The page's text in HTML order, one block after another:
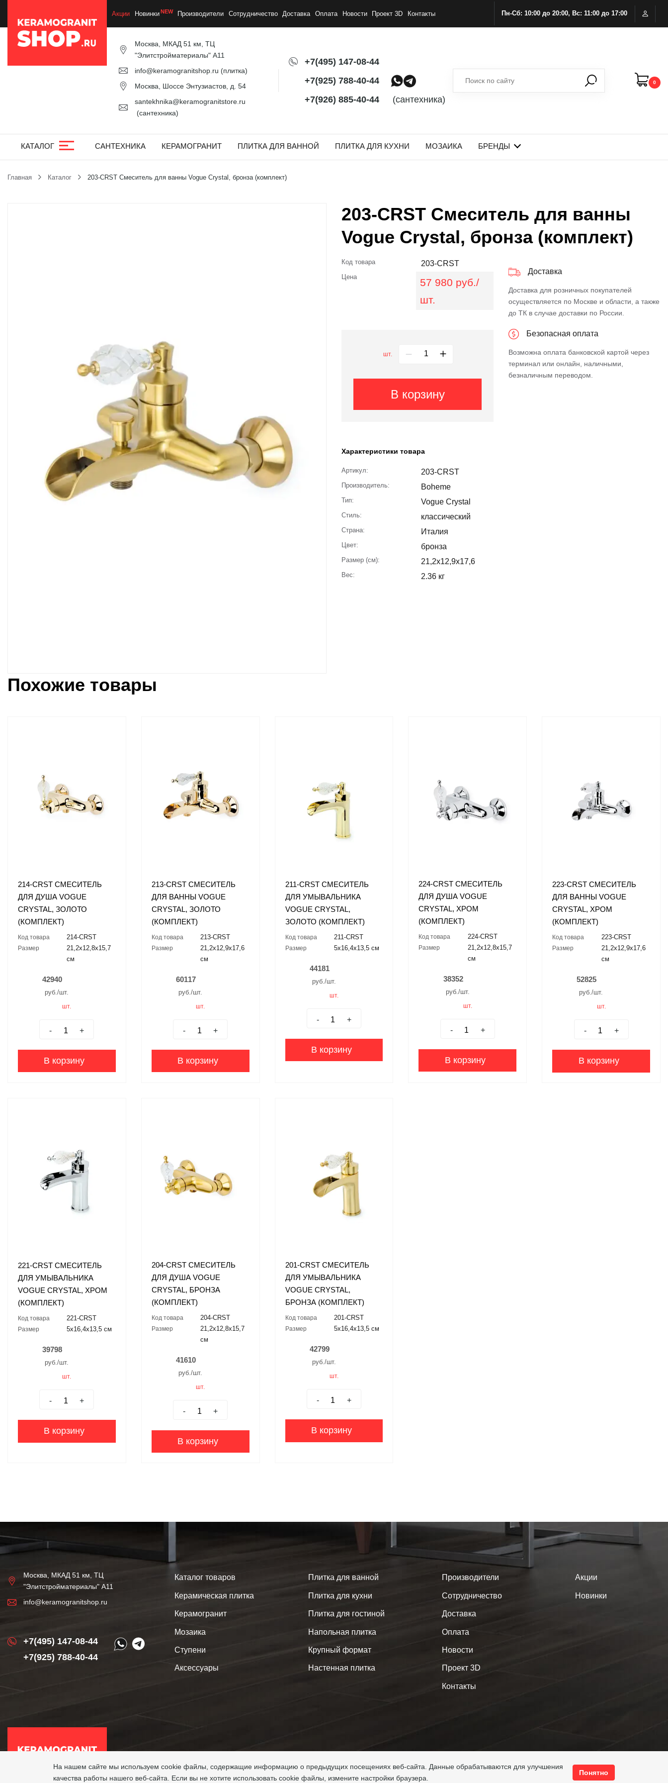
Акции Новинки Производители Сотрудничество Доставка Оплата Новости Проект 3D Контакты Пн-Сб: 10:00 до 20:00, Вс: 11:00 до 17:00
Москва, МКАД 51 км, ТЦ
"Элитстройматериалы" А11
info@keramogranitshop.ru (плитка)
Москва, Шоссе Энтузиастов, д. 54
santekhnika@keramogranitstore.ru
(сантехника)
+7(495) 147-08-44
+7(925) 788-40-44
+7(926) 885-40-44
(сантехника)
0
КАТАЛОГ САНТЕХНИКА КЕРАМОГРАНИТ ПЛИТКА ДЛЯ ВАННОЙ ПЛИТКА ДЛЯ КУХНИ МОЗАИКА БРЕНДЫ
Главная Каталог 203-CRST Смеситель для ванны Vogue Crystal, бронза (комплект)
203-CRST Смеситель для ванны
Vogue Crystal, бронза (комплект)
Код товара 203-CRST
Цена
57 980 руб./
шт.
шт.
В корзину
Доставка
Доставка для розничных покупателей
осуществляется по Москве и области, а также
до ТК в случае доставки по России.
Безопасная оплата
Возможна оплата банковской картой через
терминал или онлайн, наличными,
безналичным переводом.
Характеристики товара
Артикул: 203-CRST
Производитель: Boheme
Тип: Vogue Crystal
Стиль: классический
Страна: Италия
Цвет: бронза
Размер (см): 21,2x12,9x17,6
Вес: 2.36 кг
Похожие товары
214-CRST СМЕСИТЕЛЬ
ДЛЯ ДУША VOGUE
CRYSTAL, ЗОЛОТО
(КОМПЛЕКТ)
Код товара 214-CRST
Размер
21,2x12,8x15,7
см
42940
руб./шт.
шт.
- +
В корзину
213-CRST СМЕСИТЕЛЬ
ДЛЯ ВАННЫ VOGUE
CRYSTAL, ЗОЛОТО
(КОМПЛЕКТ)
Код товара 213-CRST
Размер
21,2x12,9x17,6
см
60117
руб./шт.
шт.
- +
В корзину
211-CRST СМЕСИТЕЛЬ
ДЛЯ УМЫВАЛЬНИКА
VOGUE CRYSTAL,
ЗОЛОТО (КОМПЛЕКТ)
Код товара 211-CRST
Размер 5x16,4x13,5 см
44181
руб./шт.
шт.
- +
В корзину
224-CRST СМЕСИТЕЛЬ
ДЛЯ ДУША VOGUE
CRYSTAL, ХРОМ
(КОМПЛЕКТ)
Код товара 224-CRST
Размер
21,2x12,8x15,7
см
38352
руб./шт.
шт.
- +
В корзину
223-CRST СМЕСИТЕЛЬ
ДЛЯ ВАННЫ VOGUE
CRYSTAL, ХРОМ
(КОМПЛЕКТ)
Код товара 223-CRST
Размер
21,2x12,9x17,6
см
52825
руб./шт.
шт.
- +
В корзину
221-CRST СМЕСИТЕЛЬ
ДЛЯ УМЫВАЛЬНИКА
VOGUE CRYSTAL, ХРОМ
(КОМПЛЕКТ)
Код товара 221-CRST
Размер 5x16,4x13,5 см
39798
руб./шт.
шт.
- +
В корзину
204-CRST СМЕСИТЕЛЬ
ДЛЯ ДУША VOGUE
CRYSTAL, БРОНЗА
(КОМПЛЕКТ)
Код товара 204-CRST
Размер
21,2x12,8x15,7
см
41610
руб./шт.
шт.
- +
В корзину
201-CRST СМЕСИТЕЛЬ
ДЛЯ УМЫВАЛЬНИКА
VOGUE CRYSTAL,
БРОНЗА (КОМПЛЕКТ)
Код товара 201-CRST
Размер 5x16,4x13,5 см
42799
руб./шт.
шт.
- +
В корзину
Каталог товаров
Керамическая плитка
Керамогранит
Мозаика
Ступени
Аксессуары
Плитка для ванной
Плитка для кухни
Плитка для гостиной
Напольная плитка
Крупный формат
Настенная плитка
Производители
Сотрудничество
Доставка
Оплата
Новости
Проект 3D
Контакты
Акции
Новинки
Москва, МКАД 51 км, ТЦ
"Элитстройматериалы" А11
info@keramogranitshop.ru
+7(495) 147-08-44
+7(925) 788-40-44
Copyright © 2026 Keramogranitshop
На нашем сайте мы используем cookie файлы, содержащие информацию о предыдущих посещениях веб-сайта. Данные обрабатываются для улучшения
качества работы нашего веб-сайта. Если вы не хотите использовать cookie файлы, измените настройки браузера.
Понятно